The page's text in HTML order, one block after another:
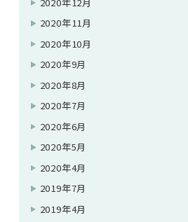
2020年11月
2020年10月
2020年9月
2020年8月
2020年7月
2020年6月
2020年5月
2020年4月
2019年7月
2019年4月